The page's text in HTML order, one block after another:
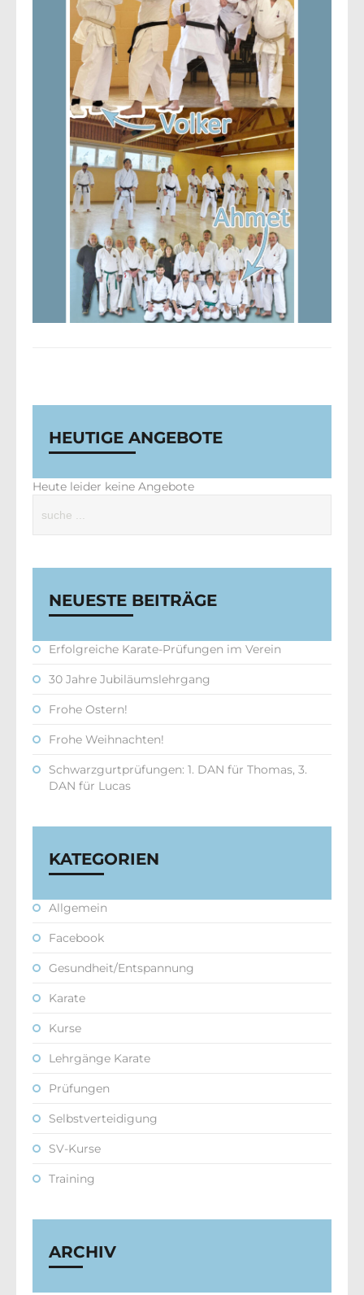
HEUTIGE ANGEBOTE
Heute leider keine Angebote
NEUESTE BEITRÄGE
Erfolgreiche Karate-Prüfungen im Verein
30 Jahre Jubiläumslehrgang
Frohe Ostern!
Frohe Weihnachten!
Schwarzgurtprüfungen: 1. DAN für Thomas, 3.
DAN für Lucas
KATEGORIEN
Allgemein
Facebook
Gesundheit/Entspannung
Karate
Kurse
Lehrgänge Karate
Prüfungen
Selbstverteidigung
SV-Kurse
Training
ARCHIV